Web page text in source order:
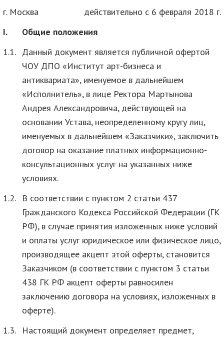
г. Москва
действительно с 6 февраля 2018 г.
I.
Общие положения
1.1. Данный документ является публичной офертой
ЧОУ ДПО «Институт арт-бизнеса и
антиквариата», именуемое в дальнейшем
«Исполнитель», в лице Ректора Мартынова
Андрея Александровича, действующей на
основании Устава, неопределенному кругу лиц,
именуемых в дальнейшем «Заказчики», заключить
договор на оказание платных информационно-
консультационных услуг на указанных ниже
условиях.
1.2.
В соответствии с пунктом 2 статьи 437
Гражданского Кодекса Российской Федерации (ГК
РФ), в случае принятия изложенных ниже условий
и оплаты услуг юридическое или физическое лицо,
производящее акцепт этой оферты, становится
Заказчиком (в соответствии с пунктом 3 статьи
438 ГК РФ акцепт оферты равносилен
заключению договора на условиях, изложенных в
оферте).
1.3.
Настоящий документ определяет предмет,